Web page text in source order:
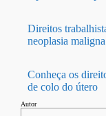
Direitos
neoplasia maligna
Conheça os
de colo do útero
Autor